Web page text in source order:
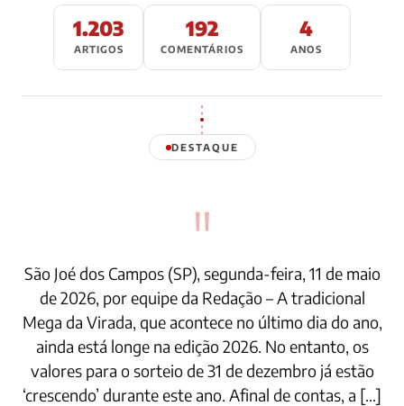
1.203
ARTIGOS
192
COMENTÁRIOS
4
ANOS
DESTAQUE
"
São Joé dos Campos (SP), segunda-feira, 11 de maio
de 2026, por equipe da Redação – A tradicional
Mega da Virada, que acontece no último dia do ano,
ainda está longe na edição 2026. No entanto, os
valores para o sorteio de 31 de dezembro já estão
‘crescendo’ durante este ano. Afinal de contas, a […]